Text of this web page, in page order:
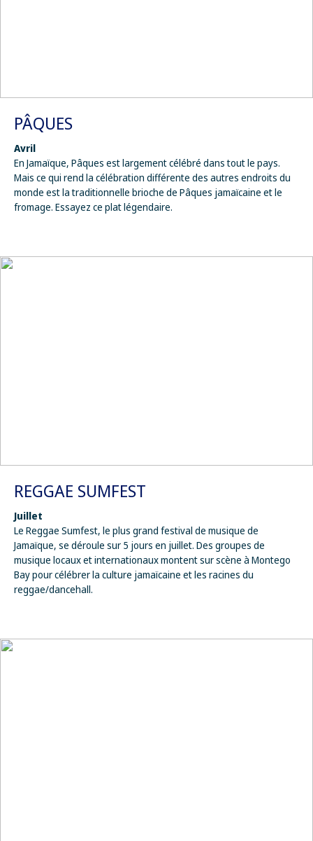
PÂQUES
Avril
En Jamaïque, Pâques est largement célébré dans tout le pays.
Mais ce qui rend la célébration différente des autres endroits du
monde est la traditionnelle brioche de Pâques jamaïcaine et le
fromage. Essayez ce plat légendaire.
REGGAE SUMFEST
Juillet
Le Reggae Sumfest, le plus grand festival de musique de
Jamaïque, se déroule sur 5 jours en juillet. Des groupes de
musique locaux et internationaux montent sur scène à Montego
Bay pour célébrer la culture jamaïcaine et les racines du
reggae/dancehall.